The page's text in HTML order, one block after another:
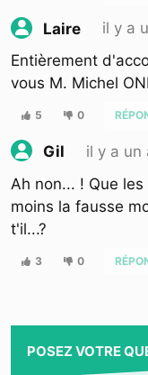
Laire
il y a
Entièrement
vous M. Michel
5 0
Gil
il y a un
Ah non... ! Que
moins la fausse
t'il...?
3 0
POSEZ VOTRE